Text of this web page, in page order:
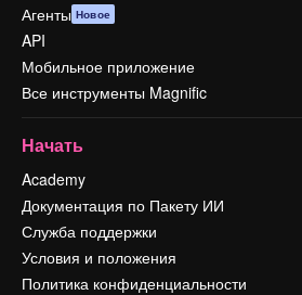
Агенты Новое
API
Мобильное приложение
Все инструменты Magnific
Начать
Academy
Документация по Пакету ИИ
Служба поддержки
Условия и положения
Политика конфиденциальности